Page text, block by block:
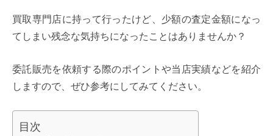
買取専門店に持って行ったけど、少額の査定金額になっ
てしまい残念な気持ちになったことはありませんか？
委託販売を依頼する際のポイントや当店実績などを紹介
しますので、ぜひ参考にしてみてください。
目次